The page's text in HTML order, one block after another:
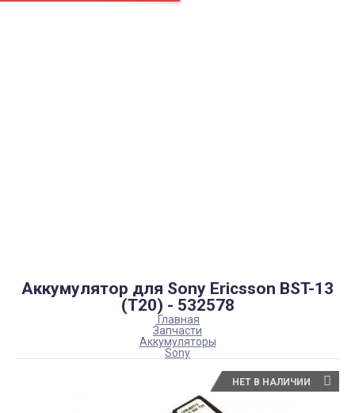
Аккумулятор для Sony Ericsson BST-13
(Т20) - 532578
Главная
Запчасти
Аккумуляторы
Sony
НЕТ В НАЛИЧИИ